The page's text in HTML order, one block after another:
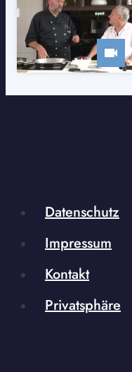
Datenschutz
Impressum
Kontakt
Privatsphäre